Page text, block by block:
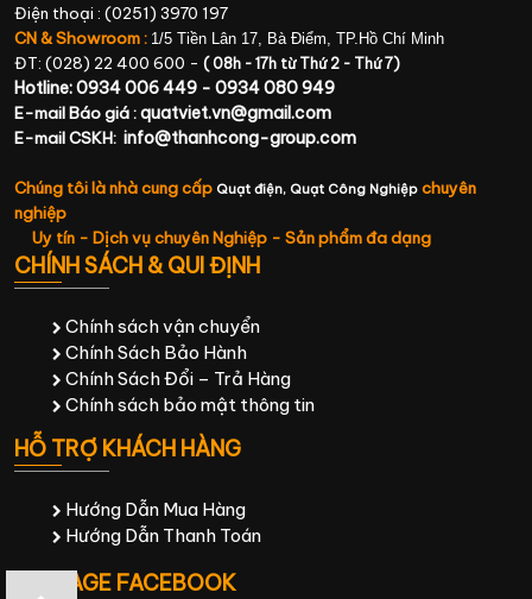
Điện thoại : (0251) 3970 197
CN & Showroom : 1/5 Tiền Lân 17, Bà Điểm, TP.Hồ Chí Minh
ĐT: (028) 22 400 600 - ( 08h - 17h từ Thứ 2 - Thứ 7)
Hotline: 0934 006 449 - 0934 080 949
E-mail Báo giá :quatviet.vn@gmail.com
E-mail CSKH: info@thanhcong-group.com
Chúng tôi là nhà cung cấp Quạt điện, Quạt Công Nghiệp chuyên
nghiệp
Uy tín - Dịch vụ chuyên Nghiệp - Sản phẩm đa dạng
CHÍNH SÁCH & QUI ĐỊNH
Chính sách vận chuyển
Chính Sách Bảo Hành
Chính Sách Đổi – Trả Hàng
Chính sách bảo mật thông tin
HỖ TRỢ KHÁCH HÀNG
Hướng Dẫn Mua Hàng
Hướng Dẫn Thanh Toán
FANPAGE FACEBOOK